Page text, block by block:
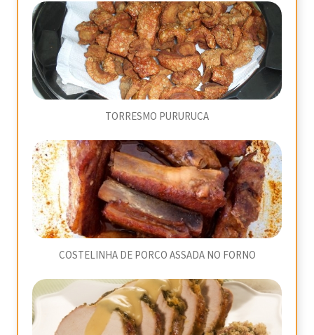
TORRESMO PURURUCA
COSTELINHA DE PORCO ASSADA NO FORNO